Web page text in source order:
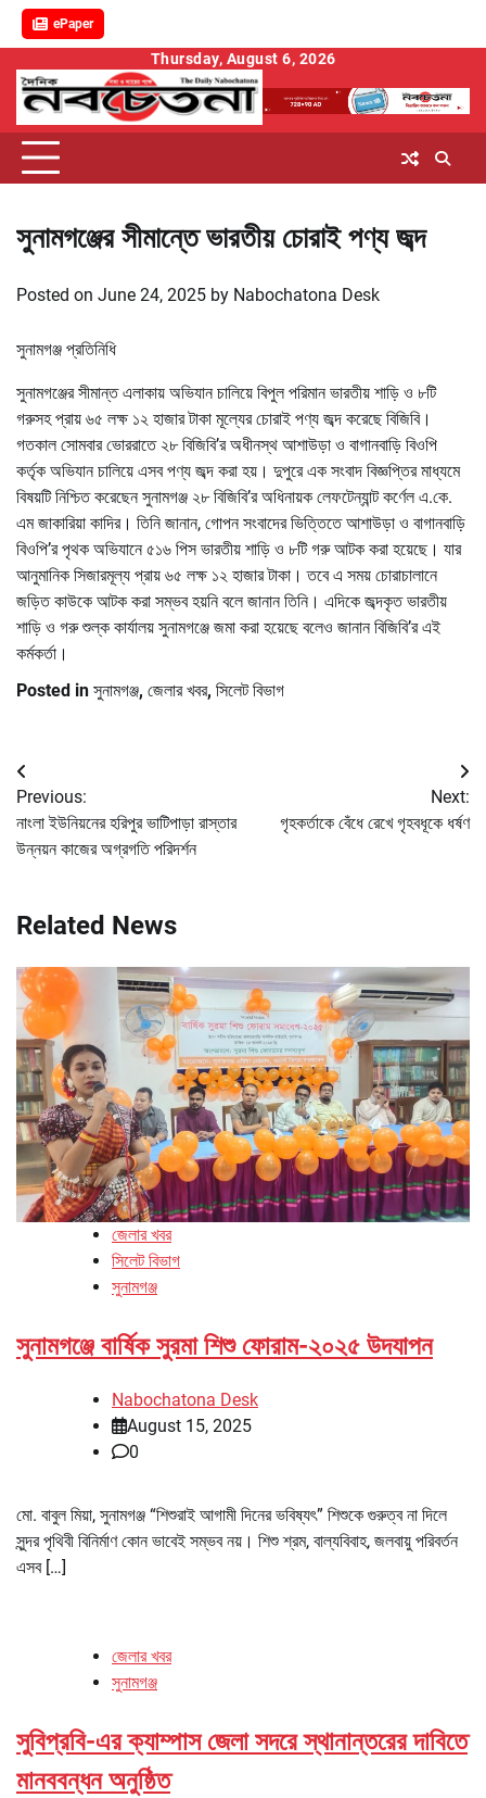
ePaper
content
Thursday, August 6, 2026
সুনামগঞ্জের সীমান্তে ভারতীয় চোরাই পণ্য জব্দ
Posted on June 24, 2025 by Nabochatona Desk
সুনামগঞ্জ প্রতিনিধি
সুনামগঞ্জের সীমান্ত এলাকায় অভিযান চালিয়ে বিপুল পরিমান ভারতীয় শাড়ি ও ৮টি
গরুসহ প্রায় ৬৫ লক্ষ ১২ হাজার টাকা মূল্যের চোরাই পণ্য জব্দ করেছে বিজিবি।
গতকাল সোমবার ভোররাতে ২৮ বিজিবি’র অধীনস্থ আশাউড়া ও বাগানবাড়ি বিওপি
কর্তৃক অভিযান চালিয়ে এসব পণ্য জব্দ করা হয়। দুপুরে এক সংবাদ বিজ্ঞপ্তির মাধ্যমে
বিষয়টি নিশ্চিত করেছেন সুনামগঞ্জ ২৮ বিজিবি’র অধিনায়ক লেফটেন্যান্ট কর্ণেল এ.কে.
এম জাকারিয়া কাদির। তিনি জানান, গোপন সংবাদের ভিত্তিতে আশাউড়া ও বাগানবাড়ি
বিওপি’র পৃথক অভিযানে ৫১৬ পিস ভারতীয় শাড়ি ও ৮টি গরু আটক করা হয়েছে। যার
আনুমানিক সিজারমূল্য প্রায় ৬৫ লক্ষ ১২ হাজার টাকা। তবে এ সময় চোরাচালানে
জড়িত কাউকে আটক করা সম্ভব হয়নি বলে জানান তিনি। এদিকে জব্দকৃত ভারতীয়
শাড়ি ও গরু শুল্ক কার্যালয় সুনামগঞ্জে জমা করা হয়েছে বলেও জানান বিজিবি’র এই
কর্মকর্তা।
Posted in সুনামগঞ্জ, জেলার খবর, সিলেট বিভাগ
Post
navigation
Previous:
নাংলা ইউনিয়নের হরিপুর ভাটিপাড়া রাস্তার
উন্নয়ন কাজের অগ্রগতি পরিদর্শন
Next:
গৃহকর্তাকে বেঁধে রেখে গৃহবধূকে ধর্ষণ
Related News
জেলার খবর
সিলেট বিভাগ
সুনামগঞ্জ
সুনামগঞ্জে বার্ষিক সুরমা শিশু ফোরাম-২০২৫ উদযাপন
Nabochatona Desk
August 15, 2025
0
মো. বাবুল মিয়া, সুনামগঞ্জ “শিশুরাই আগামী দিনের ভবিষ্যৎ” শিশুকে গুরুত্ব না দিলে
সুন্দর পৃথিবী বিনির্মাণ কোন ভাবেই সম্ভব নয়। শিশু শ্রম, বাল্যবিবাহ, জলবায়ু পরিবর্তন
এসব […]
জেলার খবর
সুনামগঞ্জ
সুবিপ্রবি-এর ক্যাম্পাস জেলা সদরে স্থানান্তরের দাবিতে
মানববন্ধন অনুষ্ঠিত